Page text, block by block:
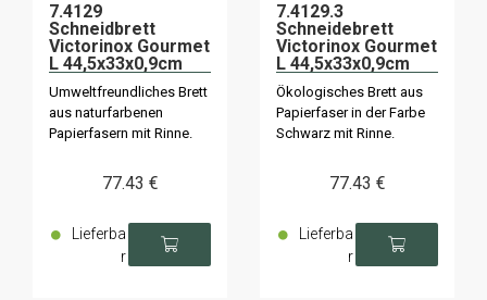
7.4129
Schneidbrett
Victorinox Gourmet
L 44,5x33x0,9cm
naturfarben
Umweltfreundliches Brett
aus naturfarbenen
Papierfasern mit Rinne.
77.43 €
Lieferba
r
7.4129.3
Schneidebrett
Victorinox Gourmet
L 44,5x33x0,9cm
schwarz
Ökologisches Brett aus
Papierfaser in der Farbe
Schwarz mit Rinne.
77.43 €
Lieferba
r